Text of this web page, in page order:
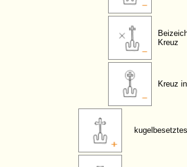
Kreuz
Kreuz